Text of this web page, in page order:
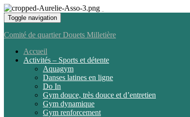
Toggle navigation
Comité de quartier Douets Milletière
Accueil
Activités – Sports et détente
Aquagym
Danses latines en ligne
Do In
Gym douce, très douce et d’entretien
Gym dynamique
Gym renforcement